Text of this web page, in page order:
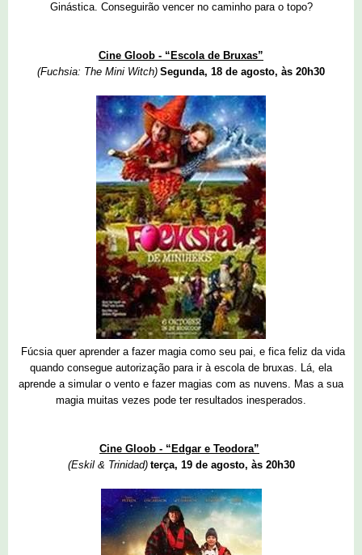
Ginástica. Conseguirão vencer no caminho para o topo?
Cine Gloob - “Escola de Bruxas”
(Fuchsia: The Mini Witch) Segunda, 18 de agosto, às 20h30
Fúcsia quer aprender a fazer magia como seu pai, e fica feliz da vida
quando consegue autorização para ir à escola de bruxas. Lá, ela
aprende a simular o vento e fazer magias com as nuvens. Mas a sua
magia muitas vezes pode ter resultados inesperados.
Cine Gloob - “Edgar e Teodora”
(Eskil & Trinidad) terça, 19 de agosto, às 20h30